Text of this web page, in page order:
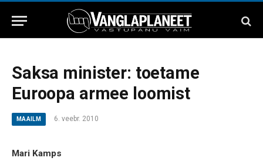
Saksa minister: toetame
Euroopa armee loomist
MAAILM 6. veebr. 2010
Mari Kamps